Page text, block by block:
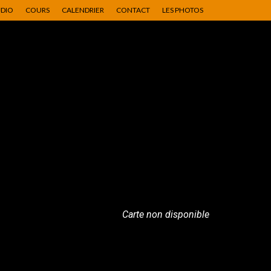
COURS CALENDRIER CONTACT LES PHOTOS
Carte non disponible